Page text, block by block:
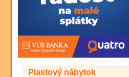
Plastový nábytok